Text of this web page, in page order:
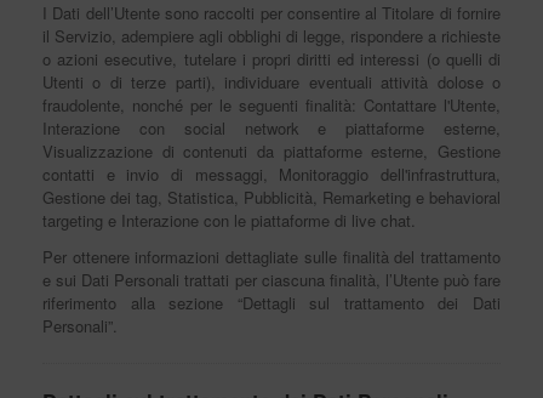
I Dati dell’Utente sono raccolti per consentire al Titolare di fornire
il Servizio, adempiere agli obblighi di legge, rispondere a richieste
o azioni esecutive, tutelare i propri diritti ed interessi (o quelli di
Utenti o di terze parti), individuare eventuali attività dolose o
fraudolente, nonché per le seguenti finalità: Contattare l'Utente,
Interazione con social network e piattaforme esterne,
Visualizzazione di contenuti da piattaforme esterne, Gestione
contatti e invio di messaggi, Monitoraggio dell'infrastruttura,
Gestione dei tag, Statistica, Pubblicità, Remarketing e behavioral
targeting e Interazione con le piattaforme di live chat.
Per ottenere informazioni dettagliate sulle finalità del trattamento
e sui Dati Personali trattati per ciascuna finalità, l’Utente può fare
riferimento alla sezione “Dettagli sul trattamento dei Dati
Personali”.